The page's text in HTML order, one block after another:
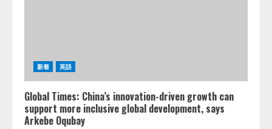
新着 英語
Global Times: China’s innovation-driven growth can
support more inclusive global development, says
Arkebe Oqubay